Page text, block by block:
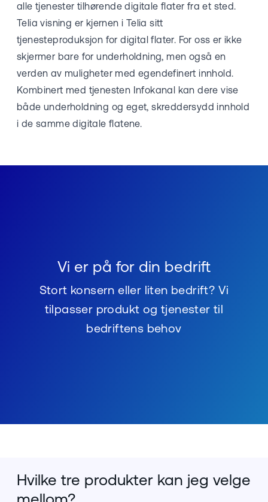
alle tjenester tilhørende digitale flater fra et sted.
Telia visning er kjernen i Telia sitt
tjenesteproduksjon for digital flater. For oss er ikke
skjermer bare for underholdning, men også en
verden av muligheter med egendefinert innhold.
Kombinert med tjenesten Infokanal kan dere vise
både underholdning og eget, skreddersydd innhold
i de samme digitale flatene.
Vi er på for din bedrift
Stort konsern eller liten bedrift? Vi
tilpasser produkt og tjenester til
bedriftens behov
Hvilke tre produkter kan jeg velge
mellom?